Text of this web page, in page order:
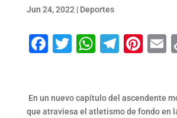
Jun 24, 2022 | Deportes
Facebook
Twitter
En un nuevo capítulo del ascendente
que atraviesa el atletismo de fondo en